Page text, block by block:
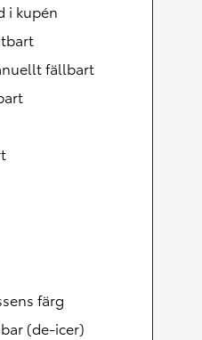
i kupén
fällbart
färg
(de-icer)